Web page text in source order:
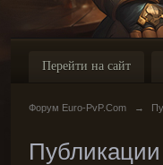
Перейти на сайт
Форум Euro-PvP.Com →
Публикации